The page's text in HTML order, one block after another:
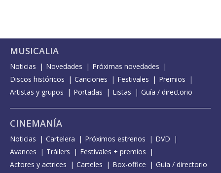
MUSICALIA
Noticias Novedades
Próximas novedades
Discos históricos
Canciones Festivales
Premios
Artistas y grupos
Portadas Listas Guía / directorio
CINEMANÍA
Noticias Cartelera Próximos estrenos
DVD
Avances
Tráilers
Festivales + premios
Actores y actrices
Carteles Box-office Guía / directorio